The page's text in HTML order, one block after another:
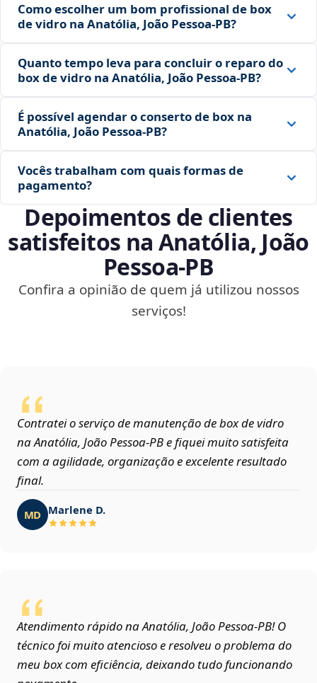
Como escolher um bom profissional de box
de vidro na Anatólia, João Pessoa‑PB?
Quanto tempo leva para concluir o reparo do
box de vidro na Anatólia, João Pessoa‑PB?
É possível agendar o conserto de box na
Anatólia, João Pessoa‑PB?
Vocês trabalham com quais formas de
pagamento?
Depoimentos de clientes
satisfeitos na Anatólia, João
Pessoa‑PB
Confira a opinião de quem já utilizou nossos
serviços!
Contratei o serviço de manutenção de box de vidro
na Anatólia, João Pessoa‑PB e fiquei muito satisfeita
com a agilidade, organização e excelente resultado
final.
MD Marlene D.
Atendimento rápido na Anatólia, João Pessoa‑PB! O
técnico foi muito atencioso e resolveu o problema do
meu box com eficiência, deixando tudo funcionando